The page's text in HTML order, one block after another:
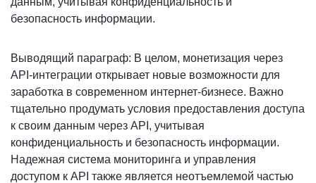
безопасность информации.
Выводящий параграф: В целом, монетизация через
API-интеграции открывает новые возможности для
заработка в современном интернет-бизнесе. Важно
тщательно продумать условия предоставления доступа
к своим данным через API, учитывая
конфиденциальность и безопасность информации.
Надежная система мониторинга и управления
доступом к API также является неотъемлемой частью